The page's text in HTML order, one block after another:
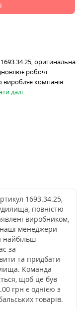
оригинальна
робочі
виробляє компанія
далі...
1693.34.25,
повністю
виробником,
менеджери
найбільш
за
та придбати
Команда
щоб це був
грн є однією з
товарів.